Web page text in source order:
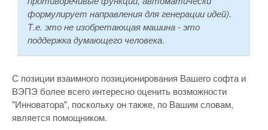
формулирует направления для генерации идей).
Т.е. это не изобретающая машина - это
поддержка думающего человека.
С позиции взаимного позиционирования Вашего софта и
ВЭПЭ более всего интересно оценить возможности
"Инноватора", поскольку он также, по Вашим словам,
является помощником.